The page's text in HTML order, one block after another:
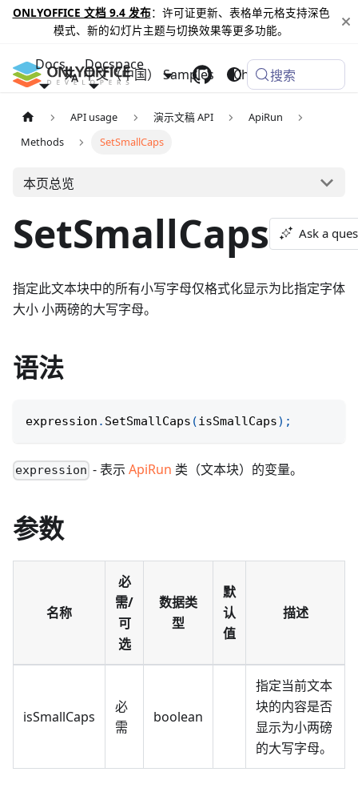
ONLYOFFICE 文档 9.4 发布：许可证更新、表格单元格支持深色
模式、新的幻灯片主题与切换效果等更多功能。
Docs Docspace
Samples Changelog
中文（中国） 搜索
API usage 演示文稿 API
ApiRun
Methods
SetSmallCaps
本页总览
SetSmallCaps Ask a
指定此文本块中的所有小写字母仅格式化显示为比指定字体
大小 小两磅的大写字母。
语法
expression . SetSmallCaps (isSmallCaps) ;
expression - 表示ApiRun 类（文本块）的变量。
参数
名称
必
需/
可
选
数据类
型
默
认
值
描述
isSmallCaps
必
需
boolean
指定当前文本
块的内容是否
显示为小两磅
的大写字母。